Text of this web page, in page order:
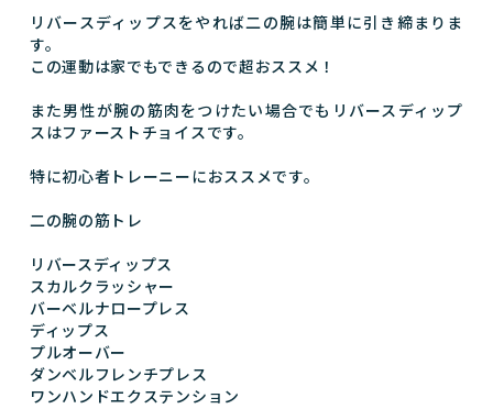
リバースディップスをやれば二の腕は簡単に引き締まりま
す。
この運動は家でもできるので超おススメ！
また男性が腕の筋肉をつけたい場合でもリバースディップ
スはファーストチョイスです。
特に初心者トレーニーにおススメです。
二の腕の筋トレ
リバースディップス
スカルクラッシャー
バーベルナロープレス
ディップス
プルオーバー
ダンベルフレンチプレス
ワンハンドエクステンション